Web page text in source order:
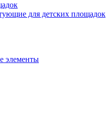
для детских площадок
элементы